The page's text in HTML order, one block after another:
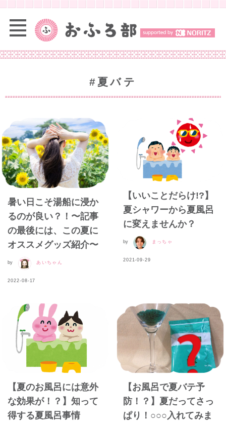
#夏バテ
暑い日こそ湯船に浸か
るのが良い？！〜記事
の最後には、この夏に
オススメグッズ紹介〜
by あいちゃん
2022-08-17
【いいことだらけ!?】
夏シャワーから夏風呂
に変えませんか？
by まっちゃ
2021-09-29
【夏のお風呂には意外
な効果が！？】知って
得する夏風呂事情
【お風呂で夏バテ予
防！？】夏だってさっ
ぱり！○○○入れてみま